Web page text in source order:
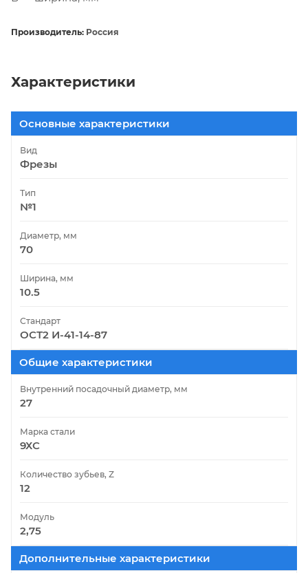
Производитель: Россия
Характеристики
Основные характеристики
Вид
Фрезы
Тип
№1
Диаметр, мм
70
Ширина, мм
10.5
Стандарт
ОСТ2 И-41-14-87
Общие характеристики
Внутренний посадочный диаметр, мм
27
Марка стали
9ХС
Количество зубьев, Z
12
Модуль
2,75
Дополнительные характеристики